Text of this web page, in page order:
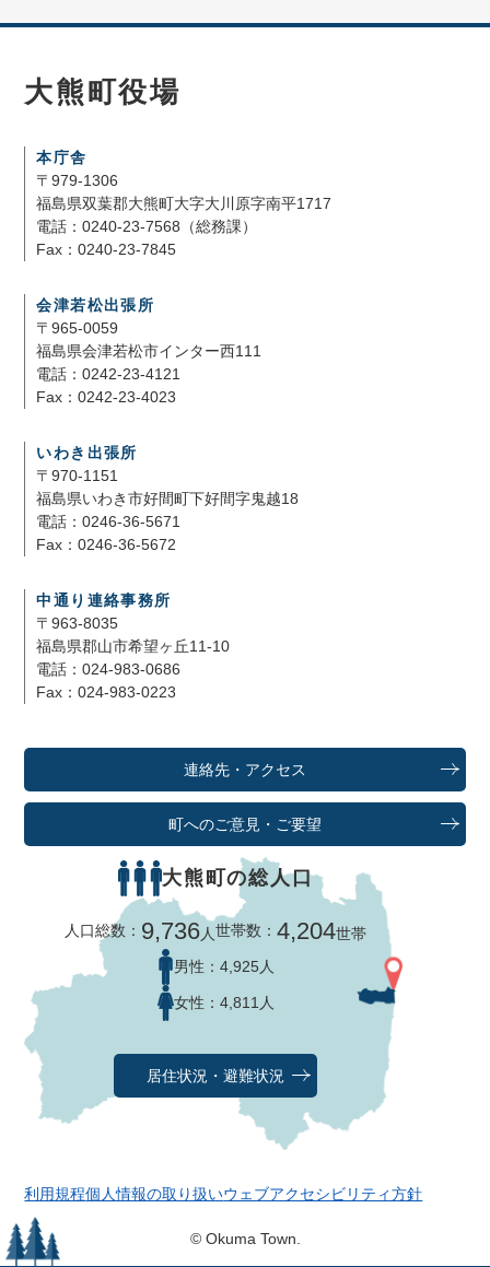
大熊町役場
本庁舎
〒979-1306
福島県双葉郡大熊町大字大川原字南平1717
電話：0240-23-7568（総務課）
Fax：0240-23-7845
会津若松出張所
〒965-0059
福島県会津若松市インター西111
電話：0242-23-4121
Fax：0242-23-4023
いわき出張所
〒970-1151
福島県いわき市好間町下好間字鬼越18
電話：0246-36-5671
Fax：0246-36-5672
中通り連絡事務所
〒963-8035
福島県郡山市希望ヶ丘11-10
電話：024-983-0686
Fax：024-983-0223
連絡先・アクセス
町へのご意見・ご要望
大熊町の総人口
人口総数： 9,736人世帯数：4,204世帯
男性： 4,925人
女性： 4,811人
居住状況・避難状況
利用規程個人情報の取り扱いウェブアクセシビリティ方針
© Okuma Town.